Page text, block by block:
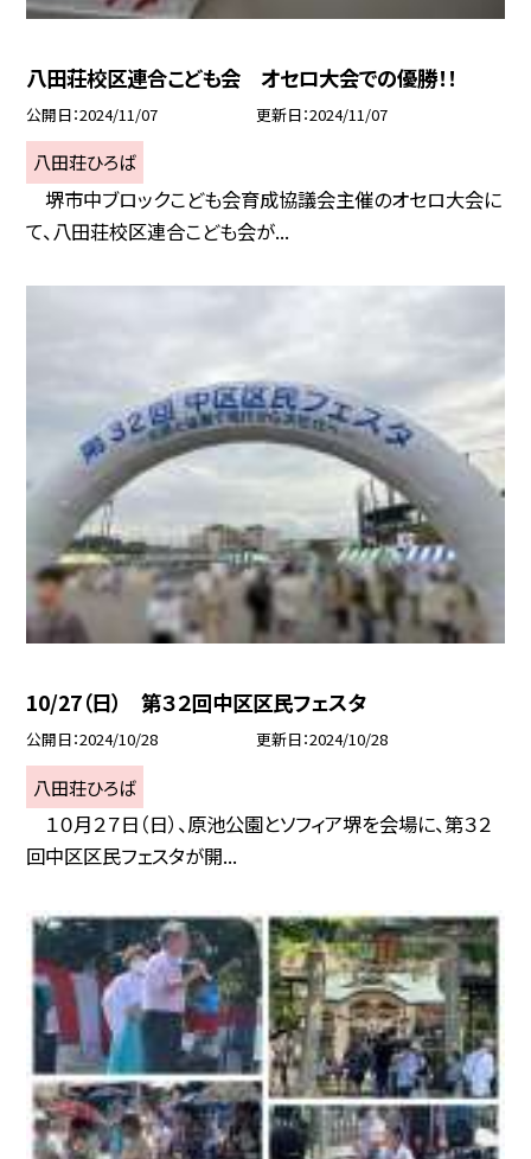
八田荘校区連合こども会 オセロ大会での優勝！！
公開日 2024/11/07 更新日 2024/11/07
八田荘ひろば
堺市中ブロックこども会育成協議会主催のオセロ大会に
て、八田荘校区連合こども会が...
10/27（日） 第３２回中区区民フェスタ
公開日 2024/10/28 更新日 2024/10/28
八田荘ひろば
１０月２７日（日）、原池公園とソフィア堺を会場に、第３２
回中区区民フェスタが開...